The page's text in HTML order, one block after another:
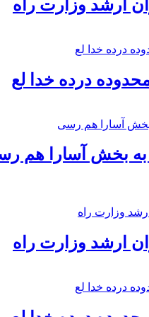
ارشد وزارت راه
درده خدا لع
به بخش آسارا هم
ارشد وزارت راه